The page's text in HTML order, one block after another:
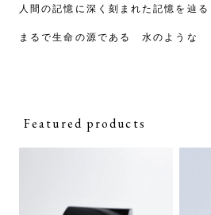
人間の記憶に深く刻まれた記憶を辿る
まるで生命の源である 水のような
Featured products